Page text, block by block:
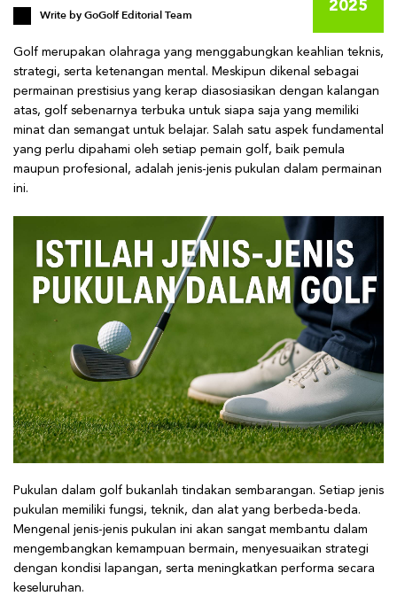
2025
Write byGoGolf Editorial Team
Golf merupakan olahraga yang menggabungkan keahlian teknis,
strategi, serta ketenangan mental. Meskipun dikenal sebagai
permainan prestisius yang kerap diasosiasikan dengan kalangan
atas, golf sebenarnya terbuka untuk siapa saja yang memiliki
minat dan semangat untuk belajar. Salah satu aspek fundamental
yang perlu dipahami oleh setiap pemain golf, baik pemula
maupun profesional, adalah jenis-jenis pukulan dalam permainan
ini.
Pukulan dalam golf bukanlah tindakan sembarangan. Setiap jenis
pukulan memiliki fungsi, teknik, dan alat yang berbeda-beda.
Mengenal jenis-jenis pukulan ini akan sangat membantu dalam
mengembangkan kemampuan bermain, menyesuaikan strategi
dengan kondisi lapangan, serta meningkatkan performa secara
keseluruhan.